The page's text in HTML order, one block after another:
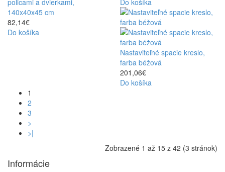
140x40x45 cm
82,14€
Do košíka
Nastaviteľné spacie kreslo,
farba béžová
201,06€
Do košíka
1
2
3
>
>|
Zobrazené 1 až 15 z 42 (3 stránok)
Informácie